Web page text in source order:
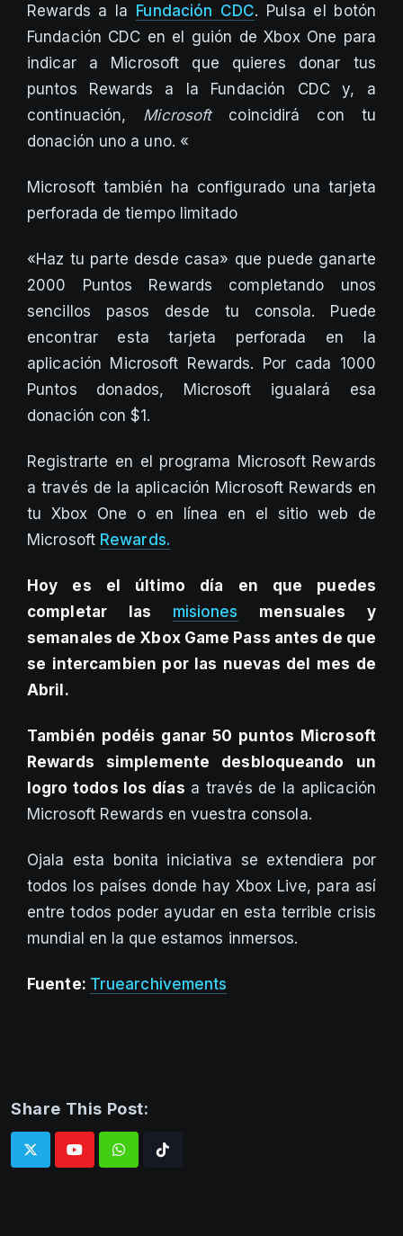
Rewards a la Fundación CDC. Pulsa el botón
Fundación CDC en el guión de Xbox One para
indicar a Microsoft que quieres donar tus
puntos Rewards a la Fundación CDC y, a
continuación, Microsoftcoincidirá con tu
donación uno a uno. «
Microsoft también ha configurado una tarjeta
perforada de tiempo limitado
«Haz tu parte desde casa» que puede ganarte
2000 Puntos Rewards completando unos
sencillos pasos desde tu consola. Puede
encontrar esta tarjeta perforada en la
aplicación Microsoft Rewards. Por cada 1000
Puntos donados, Microsoft igualará esa
donación con $1.
Registrarte en el programa Microsoft Rewards
a través de la aplicación Microsoft Rewards en
tu Xbox One o en línea en el sitio web de
Microsoft Rewards.
Hoy es el último día en que puedes
completar las misiones mensuales y
semanales de Xbox Game Pass antes de que
se intercambien por las nuevas del mes de
Abril.
También podéis ganar 50 puntos Microsoft
Rewards simplemente desbloqueando un
logro todos los días a través de la aplicación
Microsoft Rewards en vuestra consola.
Ojala esta bonita iniciativa se extendiera por
todos los países donde hay Xbox Live, para así
entre todos poder ayudar en esta terrible crisis
mundial en la que estamos inmersos.
Fuente: Truearchivements
Share This Post:
WhatsappTiktok